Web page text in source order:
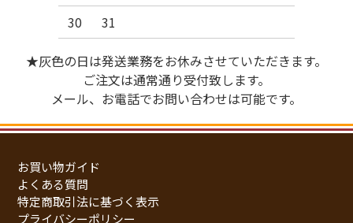
30
31
★灰色の日は発送業務をお休みさせていただきます。
ご注文は通常通り受付致します。
メール、お電話でお問い合わせは可能です。
お買い物ガイド
よくある質問
特定商取引法に基づく表示
プライバシーポリシー